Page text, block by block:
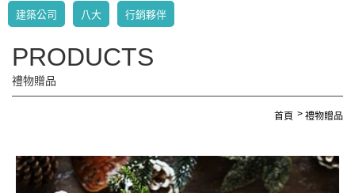
建築公司 八大 行銷夥伴
PRODUCTS
禮物贈品
首頁 禮物贈品